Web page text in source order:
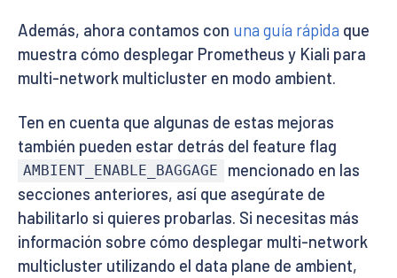
Además, ahora contamos con una guía rápida que
muestra cómo desplegar Prometheus y Kiali para
multi-network multicluster en modo ambient.
Ten en cuenta que algunas de estas mejoras
también pueden estar detrás del feature flag
AMBIENT_ENABLE_BAGGAGE
mencionado en las
secciones anteriores, así que asegúrate de
habilitarlo si quieres probarlas. Si necesitas más
información sobre cómo desplegar multi-network
multicluster utilizando el data plane de ambient,